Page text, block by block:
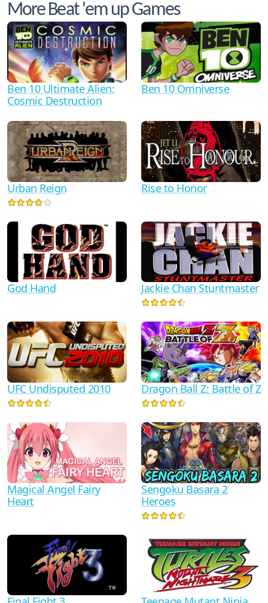
More Beat 'em up Games
Ben 10 Ultimate Alien:
Cosmic Destruction
Ben 10 Omniverse
Urban Reign Rise to Honor
God Hand Jackie Chan Stuntmaster
UFC Undisputed 2010 Dragon Ball Z: Battle of Z
Magical Angel Fairy
Heart
Sengoku Basara 2
Heroes